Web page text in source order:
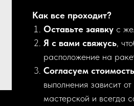
Как все проходит?
Оставьте заявку с
Я с вами свяжусь,
расположение на
Согласуем
выполнения зависит
мастерской и всегда